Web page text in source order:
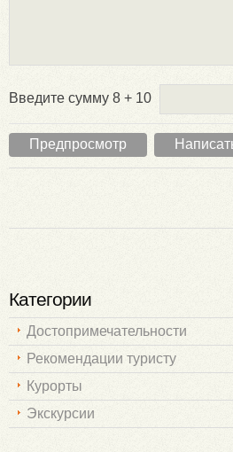
Введите сумму 8 + 10
Категории
Достопримечательности
Рекомендации туристу
Курорты
Экскурсии